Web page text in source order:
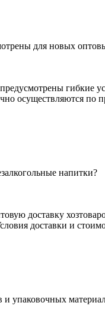
для новых
гибкие
осуществляются по
напитки?
доставку
доставки и
и упаковочных